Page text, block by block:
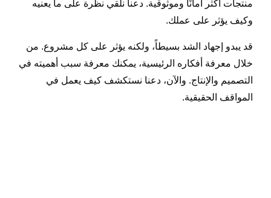
منتجات أكثر أمانًا وموثوقية. دعنا نلقي نظرة على ما يعنيه
وكيف يؤثر على عملك.
قد يبدو إجهاد الشد بسيطاً، ولكنه يؤثر على كل مشروع. من
خلال معرفة أفكاره الرئيسية، يمكنك معرفة سبب أهميته في
التصميم والإنتاج. والآن، دعنا نستكشف كيف يعمل في
المواقف الحقيقية.